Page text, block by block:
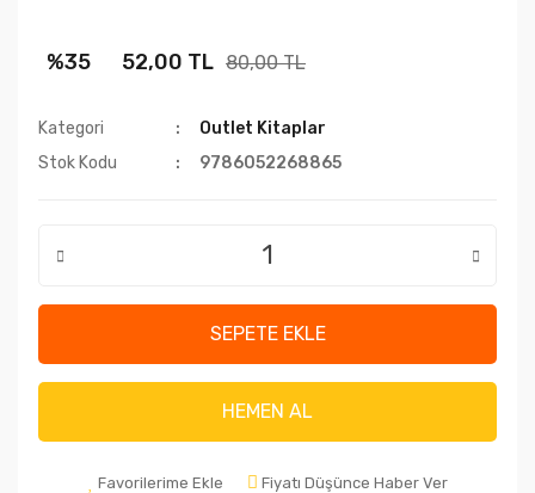
%35 52,00 TL 80,00 TL
Kategori
Outlet Kitaplar
Stok Kodu
9786052268865
SEPETE EKLE
HEMEN AL
Favorilerime Ekle Fiyatı Düşünce Haber Ver